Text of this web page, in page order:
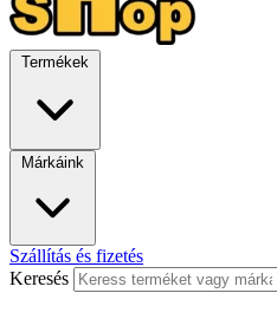
Termékek
Márkáink
Szállítás és fizetés
Keresés